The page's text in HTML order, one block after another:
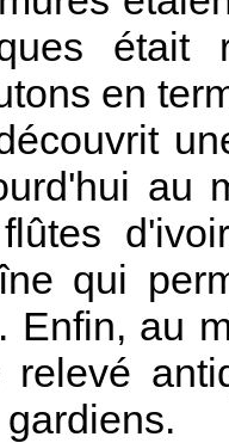
était
en
au
qui
Enfin, au
relevé